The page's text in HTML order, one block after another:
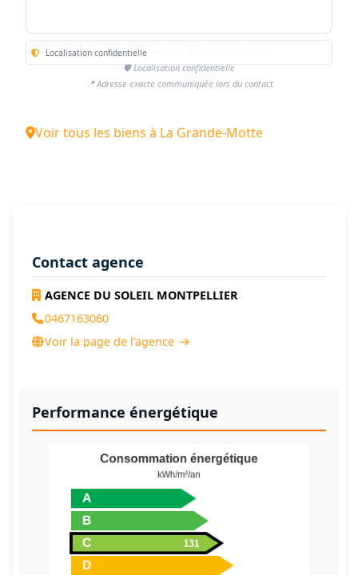
Localisation confidentielleSecteur général - La Grande-Motte
🛡️ Localisation confidentielle
📍 Adresse exacte communiquée lors du contact
Voir tous les biens à La Grande-Motte
Contact agence
AGENCE DU SOLEIL MONTPELLIER
0467163060
Voir la page de l'agence
Performance énergétique